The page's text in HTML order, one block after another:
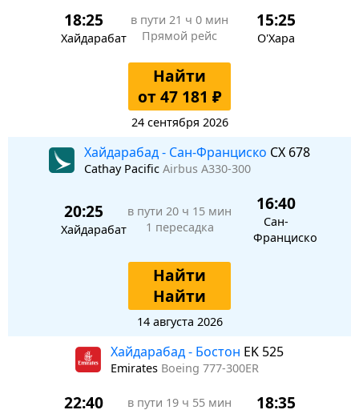
18:25
Хайдарабат
в пути 21 ч 0 мин
Прямой рейс
15:25
О'Хара
Найти
от 47 181 ₽
24 сентября 2026
Хайдарабад - Сан-Франциско CX 678
Cathay Pacific Airbus A330-300
20:25
Хайдарабат
в пути 20 ч 15 мин
1 пересадка
16:40
Сан-
Франциско
Найти
Найти
14 августа 2026
Хайдарабад - Бостон EK 525
Emirates Boeing 777-300ER
22:40 в пути 19 ч 55 мин
18:35